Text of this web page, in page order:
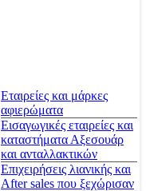
Εταιρείες και μάρκες
αφιερώματα
Εισαγωγικές εταιρείες και
καταστήματα Αξεσουάρ
και ανταλλακτικών
Επιχειρήσεις λιανικής και
After sales που ξεχώρισαν